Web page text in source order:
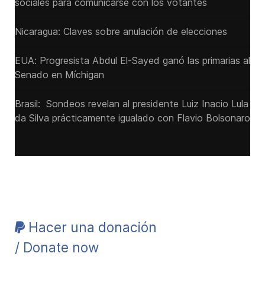
sociales para comunicarse con los votantes
Nicaragua: Claves sobre anulación de elecciones
EUA: Progresista Abdul El-Sayed ganó las primarias al
Senado ‌en Míchigan
Brasil: Sondeos revelan al presidente Luiz Inacio Lula
da Silva prácticamente igualado con Flavio Bolsonaro
Hacer una donación
/ Donate now